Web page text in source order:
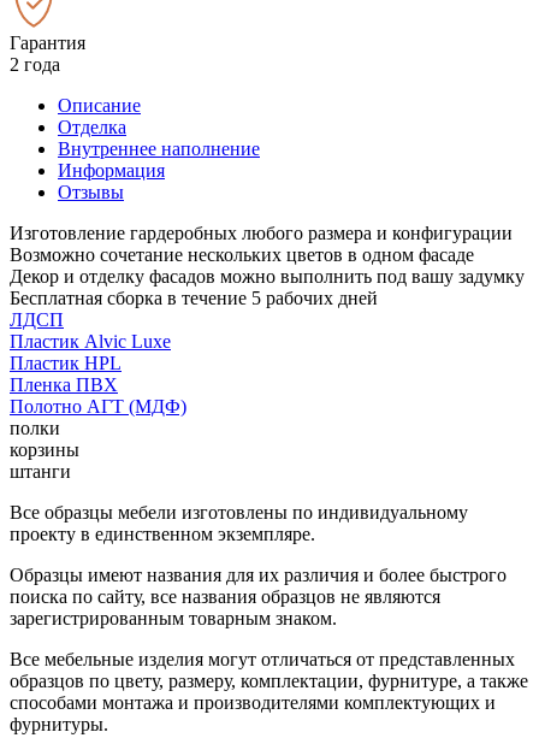
Гарантия
2 года
Описание
Отделка
Внутреннее наполнение
Информация
Отзывы
Изготовление гардеробных любого размера и конфигурации
Возможно сочетание нескольких цветов в одном фасаде
Декор и отделку фасадов можно выполнить под вашу задумку
Бесплатная сборка в течение 5 рабочих дней
ЛДСП
Пластик Alvic Luxe
Пластик HPL
Пленка ПВХ
Полотно АГТ (МДФ)
полки
корзины
штанги
Все образцы мебели изготовлены по индивидуальному
проекту в единственном экземпляре.
Образцы имеют названия для их различия и более быстрого
поиска по сайту, все названия образцов не являются
зарегистрированным товарным знаком.
Все мебельные изделия могут отличаться от представленных
образцов по цвету, размеру, комплектации, фурнитуре, а также
способами монтажа и производителями комплектующих и
фурнитуры.